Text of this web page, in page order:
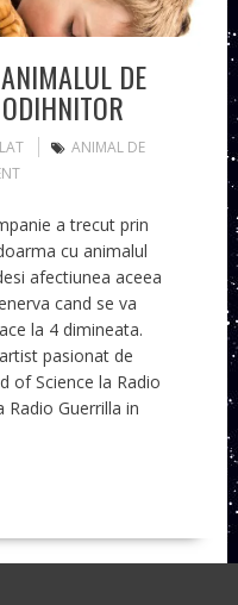
DE
ANIMAL DE
a trecut prin
cu animalul
afectiunea aceea
cand se va
la 4 dimineata.
pasionat de
of Science la Radio
Radio Guerrilla in